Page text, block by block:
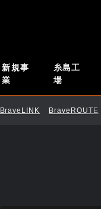
新規事
業
糸島工
場
BraveLINK BraveROUTE